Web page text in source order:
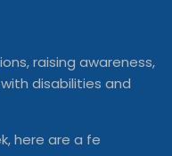
raising awareness,
disabilities and
here are a fe